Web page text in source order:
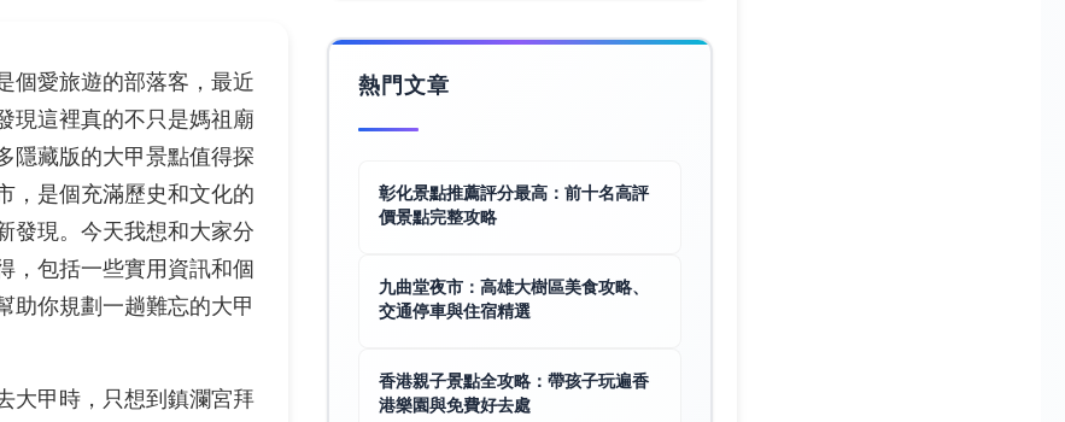
個愛旅遊的部落客，最近
現這裡真的不只是媽祖廟
隱藏版的大甲景點值得探
，是個充滿歷史和文化的
發現。今天我想和大家分
，包括一些實用資訊和個
助你規劃一趟難忘的大甲
大甲時，只想到鎮瀾宮拜
熱門文章
彰化景點推薦評分最高：前十名高評
價景點完整攻略
九曲堂夜市：高雄大樹區美食攻略、
交通停車與住宿精選
香港親子景點全攻略：帶孩子玩遍香
港樂園與免費好去處